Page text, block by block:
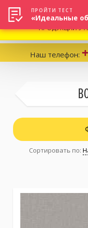
Каталог
Наш телефон:
Сортировать по:
ВНИМАНИЕ! В СВЯЗИ С
УТОЧНЯТЬ
ПРОДУКЦИИ У
ПРОЙТИ ТЕСТ